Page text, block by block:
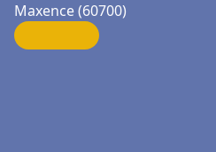
Maxence (60700)